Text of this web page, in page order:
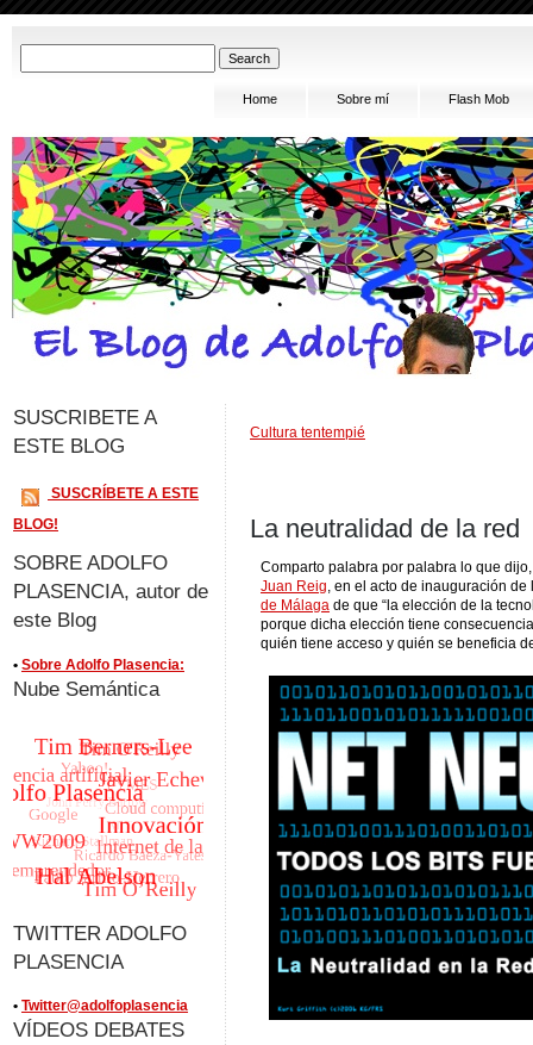
Home Sobre mí Flash Mob
Cultura tentempié
La neutralidad de la red
Comparto palabra por palabra lo que
Juan Reig, en el acto de inauguración
de Málaga de que “la elección de la
porque dicha elección tiene
quién tiene acceso y quién se beneficia
SUSCRIBETE A
ESTE BLOG
SUSCRÍBETE A ESTE
BLOG!
SOBRE ADOLFO
PLASENCIA, autor de
este Blog
• Sobre Adolfo Plasencia:
Nube Semántica
TWITTER ADOLFO
PLASENCIA
• Twitter@adolfoplasencia
VÍDEOS DEBATES